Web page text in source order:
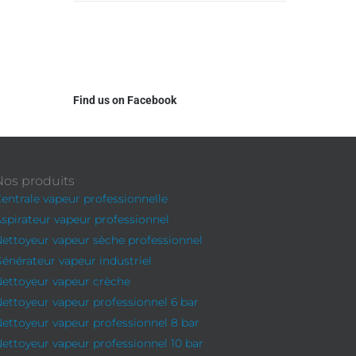
Find us on Facebook
produits
vapeur professionnelle
vapeur professionnel
vapeur sèche professionnel
vapeur industriel
vapeur crèche
vapeur professionnel 6 bar
vapeur professionnel 8 bar
vapeur professionnel 10 bar